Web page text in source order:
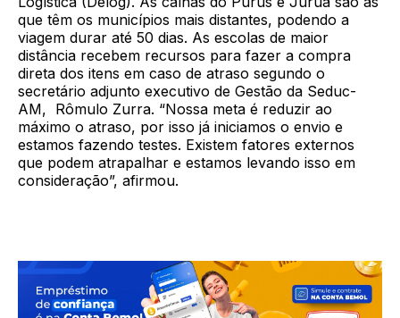
que têm os municípios mais distantes, podendo a
viagem durar até 50 dias. As escolas de maior
distância recebem recursos para fazer a compra
direta dos itens em caso de atraso segundo o
secretário adjunto executivo de Gestão da Seduc-
AM, Rômulo Zurra. “Nossa meta é reduzir ao
máximo o atraso, por isso já iniciamos o envio e
estamos fazendo testes. Existem fatores externos
que podem atrapalhar e estamos levando isso em
consideração”, afirmou.